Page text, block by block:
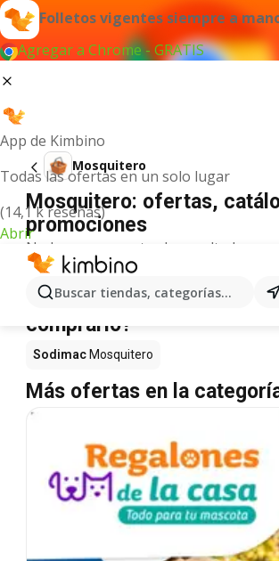
Folletos vigentes siempre a
Agregar a Chrome - GRATIS
App de Kimbino
Todas las ofertas en un solo lugar
(14,1 k reseñas)
Abrir
Buscar tiendas, categorías,
Mosquitero
Mosquitero: ofertas,
promociones
No hemos encontrado resultados
término.
Mosquitero en oferta -
comprarlo?
Sodimac Mosquitero
Más ofertas en la